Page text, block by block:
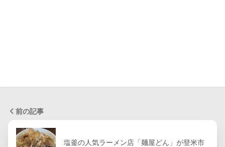
前の記事
塩釜の人気ラーメン店「麺屋どん」が登米市